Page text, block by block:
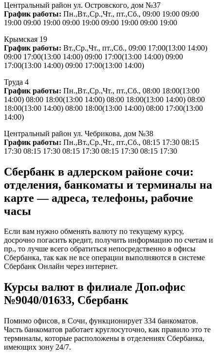
Центральный район ул. Островского, дом №37
График работы: Пн.,Вт.,Ср.,Чт., пт.,Сб., 09:00 19:00 09:00
19:00 09:00 19:00 09:00 19:00 09:00 19:00 09:00 19:00
Крымская 19
График работы: Вт.,Ср.,Чт., пт.,Сб., 09:00 17:00(13:00 14:00)
09:00 17:00(13:00 14:00) 09:00 17:00(13:00 14:00) 09:00
17:00(13:00 14:00) 09:00 17:00(13:00 14:00)
Труда 4
График работы: Пн.,Вт.,Ср.,Чт., пт.,Сб., 08:00 18:00(13:00
14:00) 08:00 18:00(13:00 14:00) 08:00 18:00(13:00 14:00) 08:00
18:00(13:00 14:00) 08:00 18:00(13:00 14:00) 08:00 17:00(13:00
14:00)
Центральный район ул. Чебрикова, дом №38
График работы: Пн.,Вт.,Ср.,Чт., пт.,Сб., 08:15 17:30 08:15
17:30 08:15 17:30 08:15 17:30 08:15 17:30 08:15 17:30
Сбербанк в адлерском районе сочи:
отделения, банкоматы и терминалы на
карте — адреса, телефоны, рабочие
часы
Если вам нужно обменять валюту по текущему курсу,
досрочно погасить кредит, получить информацию по счетам и
пр., то лучше всего обратиться непосредственно в офисы
Сбербанка, так как не все операции выполняются в системе
Сбербанк Онлайн через интернет.
Курсы валют в филиале Доп.офис
№9040/01633, Сбербанк
Помимо офисов, в Сочи, функционирует 334 банкоматов.
Часть банкоматов работает круглосуточно, как правило это те
терминалы, которые расположены в отделениях Сбербанка,
имеющих зону 24/7.